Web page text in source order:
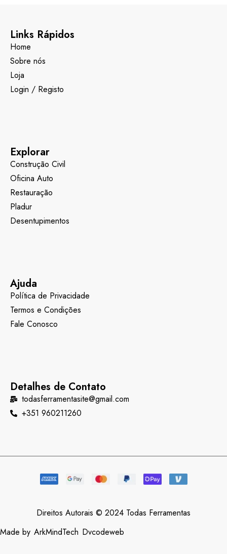
Links Rápidos
Home
Sobre nós
Loja
Login / Registo
Explorar
Construção Civil
Oficina Auto
Restauração
Pladur
Desentupimentos
Ajuda
Política de Privacidade
Termos e Condições
Fale Conosco
Detalhes de Contato
todasferramentasite@gmail.com
+351 960211260
Direitos Autorais © 2024 Todas Ferramentas
Made by ArkMindTech Dvcodeweb